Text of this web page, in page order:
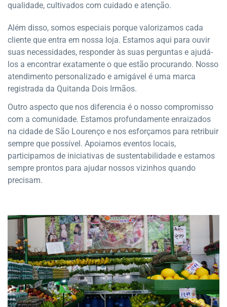
qualidade, cultivados com cuidado e atenção.
Além disso, somos especiais porque valorizamos cada
cliente que entra em nossa loja. Estamos aqui para ouvir
suas necessidades, responder às suas perguntas e ajudá-
los a encontrar exatamente o que estão procurando. Nosso
atendimento personalizado e amigável é uma marca
registrada da Quitanda Dois Irmãos.
Outro aspecto que nos diferencia é o nosso compromisso
com a comunidade. Estamos profundamente enraizados
na cidade de São Lourenço e nos esforçamos para retribuir
sempre que possível. Apoiamos eventos locais,
participamos de iniciativas de sustentabilidade e estamos
sempre prontos para ajudar nossos vizinhos quando
precisam.